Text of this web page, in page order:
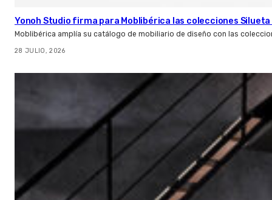
Yonoh Studio firma para Moblibérica las colecciones Silueta
Moblibérica amplía su catálogo de mobiliario de diseño con las
28 JULIO, 2026